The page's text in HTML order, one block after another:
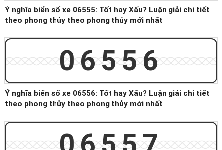
Ý nghĩa biển số xe 06555: Tốt hay Xấu? Luận giải chi tiết
theo phong thủy theo phong thủy mới nhất
06556
Ý nghĩa biển số xe 06556: Tốt hay Xấu? Luận giải chi tiết
theo phong thủy theo phong thủy mới nhất